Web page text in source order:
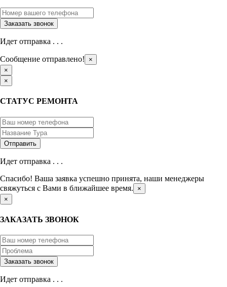
Идет отправка . . .
Сообщение отправлено!
×
×
×
СТАТУС РЕМОНТА
Идет отправка . . .
Спасибо! Ваша заявка успешно принята, наши менеджеры
свяжуться с Вами в ближайшее время.
×
×
ЗАКАЗАТЬ ЗВОНОК
Идет отправка . . .